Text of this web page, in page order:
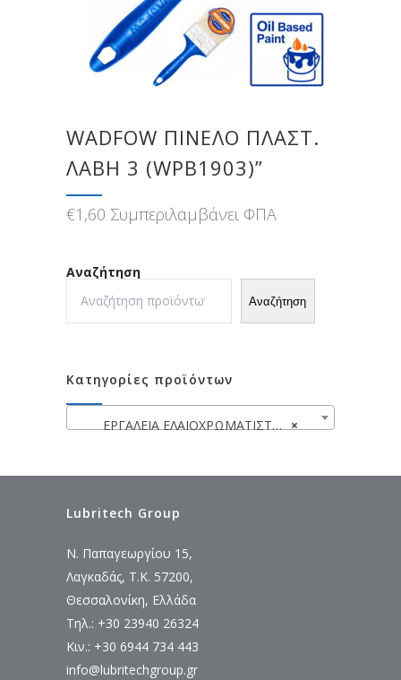
WADFOW ΠΙΝΕΛΟ ΠΛΑΣΤ.
ΛΑΒΗ 3 (WPB1903)”
€1,60 Συμπεριλαμβάνει ΦΠΑ
Αναζήτηση
Αναζήτηση
Κατηγορίες προϊόντων
×
ΕΡΓΑΛΕΙΑ ΕΛΑΙΟΧΡΩΜΑΤΙΣΤΩΝ
Lubritech Group
Ν. Παπαγεωργίου 15,
Λαγκαδάς, Τ.Κ. 57200,
Θεσσαλονίκη, Ελλάδα
Τηλ.: +30 23940 26324
Κιν.: +30 6944 734 443
info@lubritechgroup.gr